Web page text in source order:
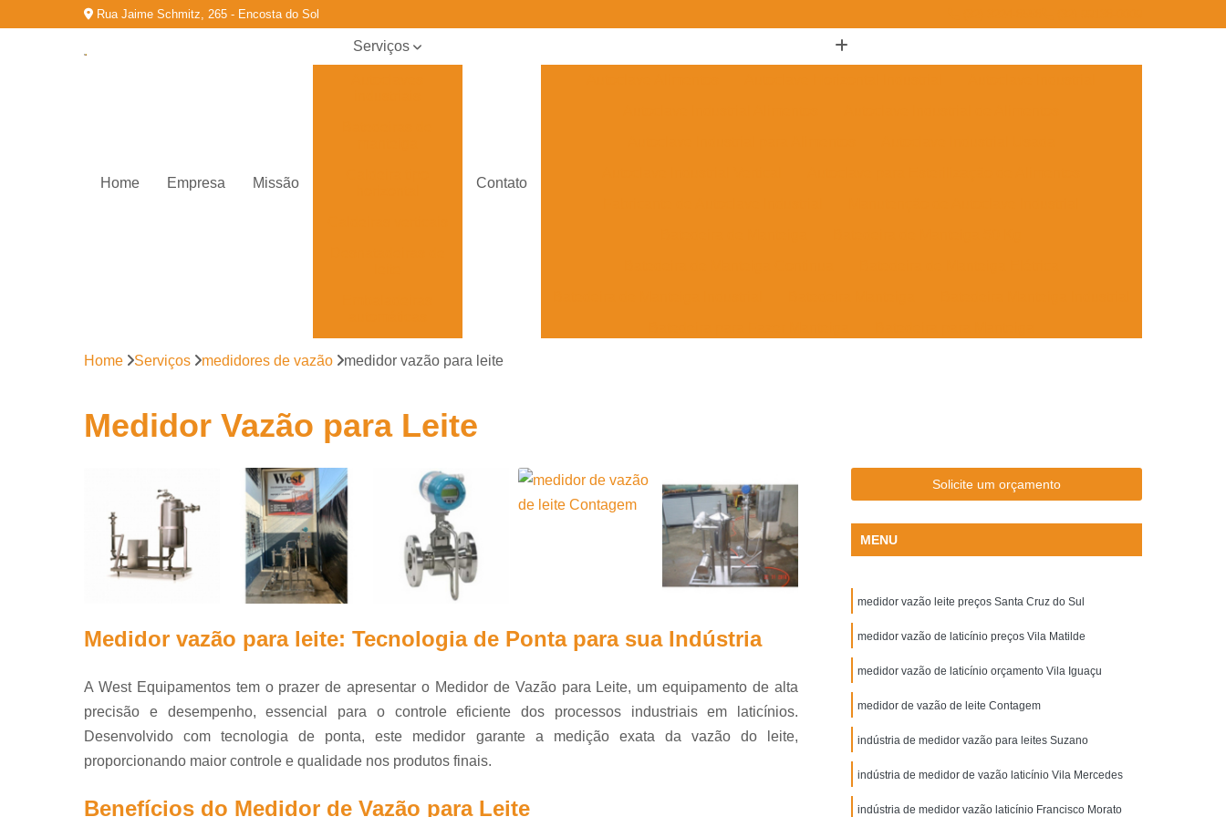
Rua Jaime Schmitz, 265 - Encosta do Sol
Home Empresa Missão
Serviços
leite
garrafa
Equipamentos para
Equipamentos para
Equipamentos
queijomatic
Filtros de leite
queijo
para indústria
Iogurteiras
Medidores de
Medidores vazão
Contato
Caldeira Horizontal Flamotubular
Caldeira Horizontal Lenha
Caldeiras Flamotubulares Horizontais
Caldeira Flamotubular Vertical
Caldeira Geradora de Vapor Vertical
Caldeira Tubo Vertical
Caldeira Vertical
Caldeira Vertical a Gás
Caldeira Vertical a Lenha
Caldeira Vertical a Lenha Usada
Caldeira Vertical Flamotubular
Caldeiras Flamotubulares Verticais
Desnatadeira de Leite
Desnatadeira de Leite 500l Hora
Desnatadeira de Leite de Vaca
Desnatadeira de Leite Elétrica
Desnatadeira de Leite Industrial
Desnatadeira Elétrica Industrial
Máquina Desnatadeira
Home Serviços medidores de vazão medidor vazão para leite
Medidor Vazão para Leite
Medidor vazão para leite: Tecnologia de Ponta para sua Indústria
A West Equipamentos tem o prazer de apresentar o Medidor de Vazão para Leite, um equipamento de alta
precisão e desempenho, essencial para o controle eficiente dos processos industriais em laticínios.
Desenvolvido com tecnologia de ponta, este medidor garante a medição exata da vazão do leite,
proporcionando maior controle e qualidade nos produtos finais.
Benefícios do Medidor de Vazão para Leite
Solicite um orçamento
MENU
medidor vazão leite preços Santa Cruz do Sul
medidor vazão de laticínio preços Vila Matilde
medidor vazão de laticínio orçamento Vila Iguaçu
medidor de vazão de leite Contagem
indústria de medidor vazão para leites Suzano
indústria de medidor de vazão laticínio Vila Mercedes
indústria de medidor vazão laticínio Francisco Morato